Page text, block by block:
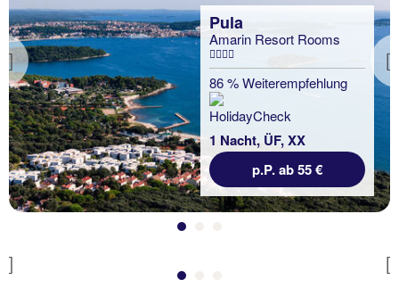
Previous
Pula
Amarin Resort Rooms
86 % Weiterempfehlung
1 Nacht, ÜF, XX
p.P. ab 55 €
Previous
Pula
Arena One 99 Glamping
100 % Weiterempfehlung
1 Nacht, Ü, XX
p.P. ab 48 €